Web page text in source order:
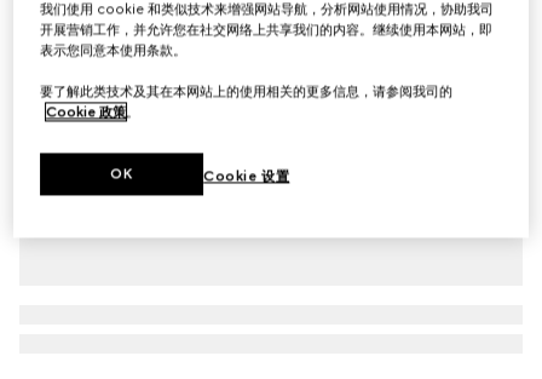
相关款式黑色和红色皮革
我们使用 cookie 和类似技术来增强网站导航，分析网站使用情况，协助我司
开展营销工作，并允许您在社交网络上共享我们的内容。继续使用本网站，即
表示您同意本使用条款。
要了解此类技术及其在本网站上的使用相关的更多信息，请参阅我司的
Cookie 政策。
Cookie 设置
OK